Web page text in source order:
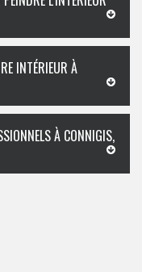
INTÉRIEUR À
À CONNIGIS,